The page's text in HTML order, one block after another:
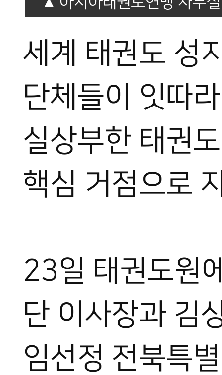
세계 태권도 성
단체들이 잇따
실상부한 태권
핵심 거점으로
23일 태권도원
단 이사장과 김
임선정 전북특